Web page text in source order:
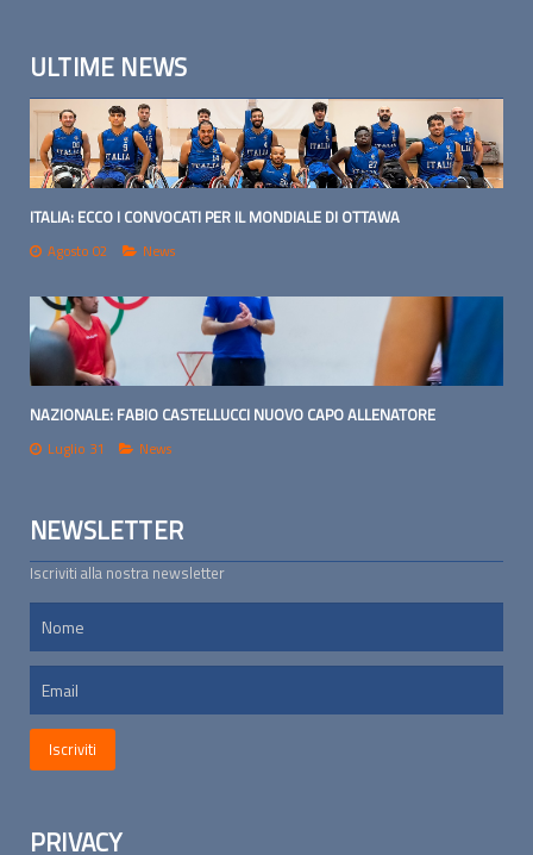
ULTIME NEWS
ITALIA: ECCO I CONVOCATI PER IL MONDIALE DI OTTAWA
Agosto 02 News
NAZIONALE: FABIO CASTELLUCCI NUOVO CAPO ALLENATORE
Luglio 31 News
NEWSLETTER
Iscriviti alla nostra newsletter
PRIVACY